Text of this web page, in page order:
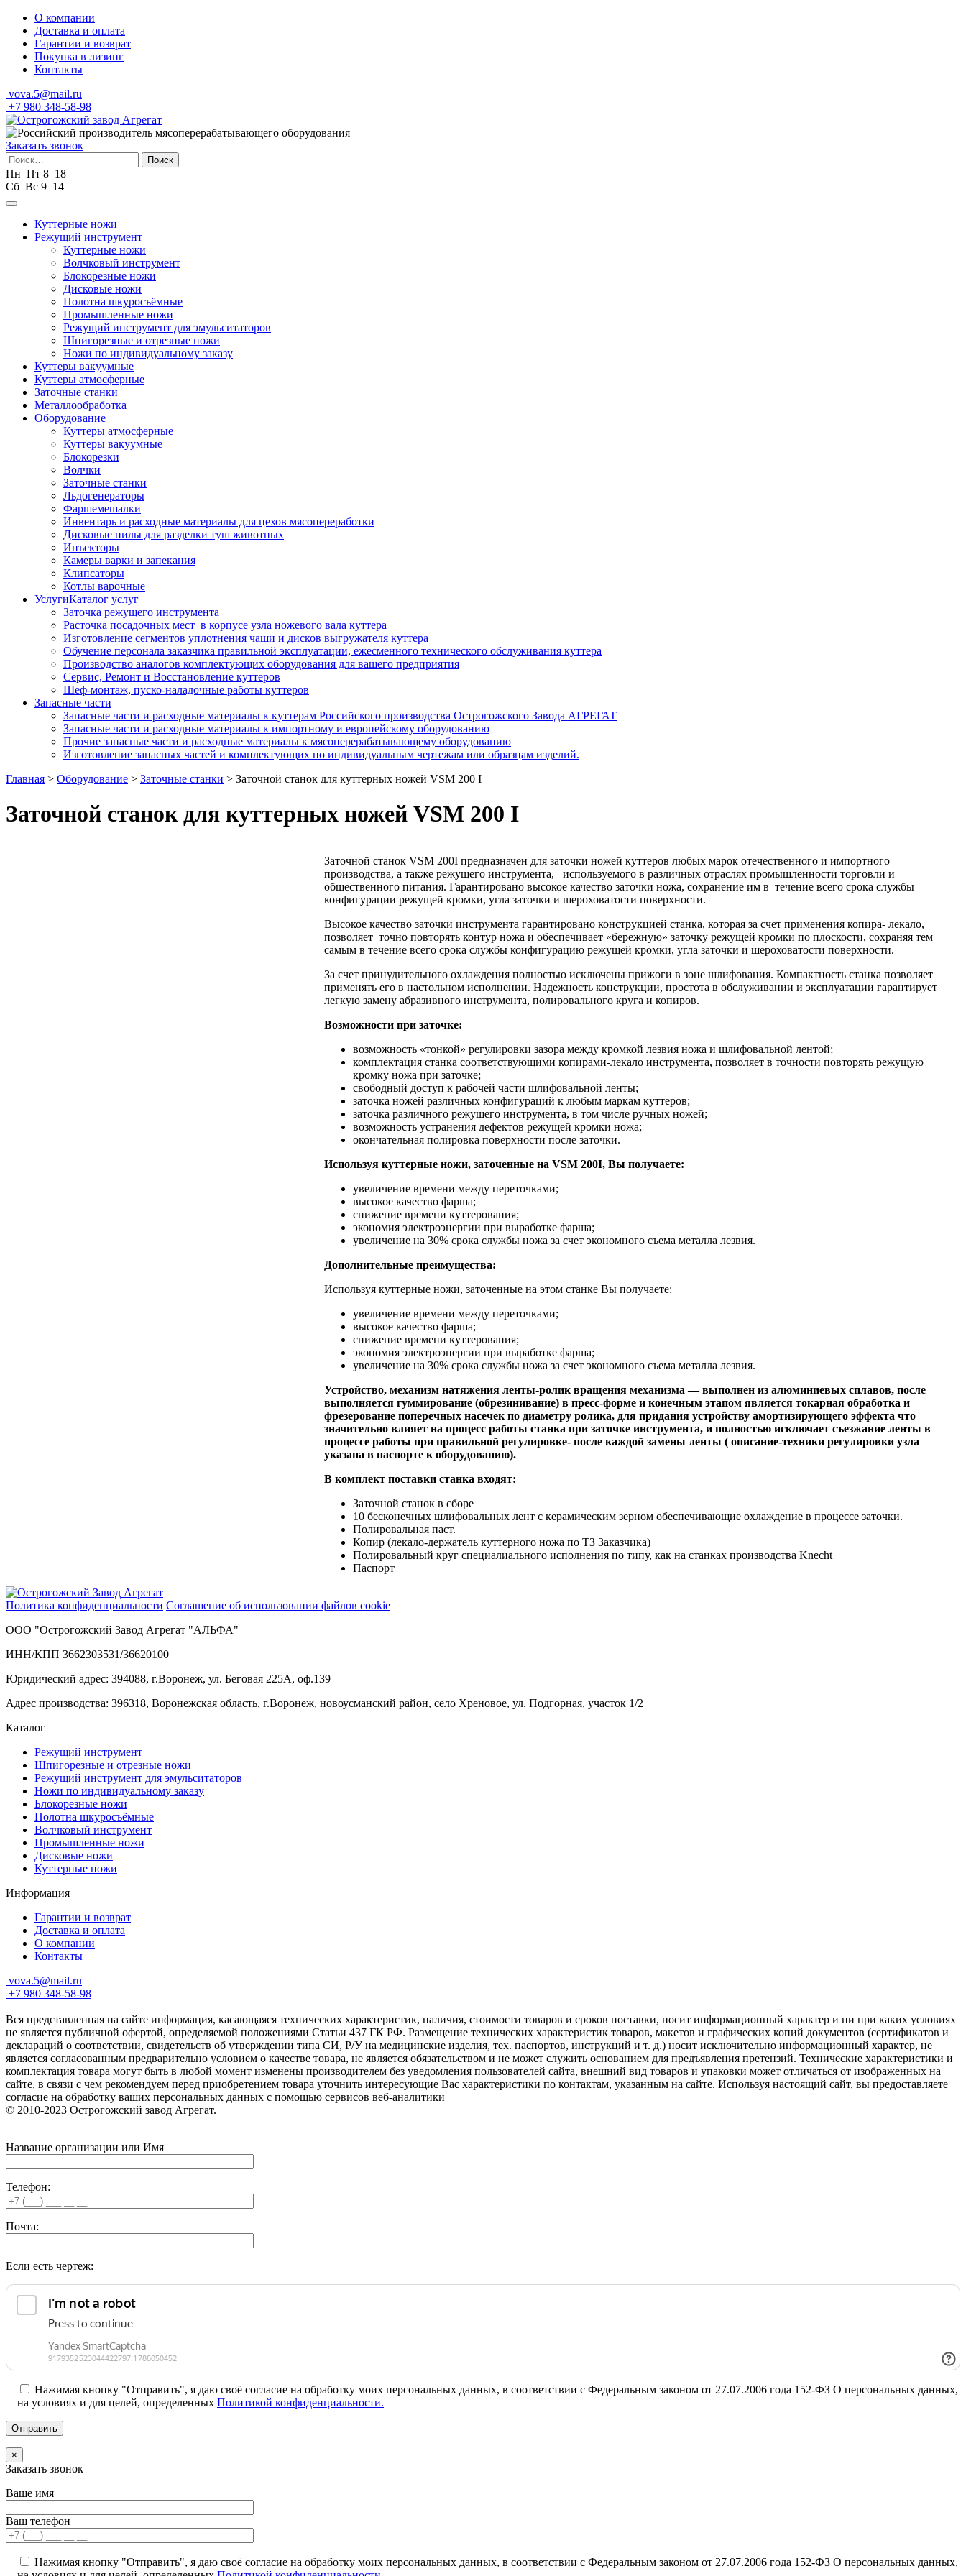
Skip
content
О компании
Доставка и оплата
Гарантии и возврат
Покупка в лизинг
Контакты
vova.5@mail.ru
+7 980 348-58-98
Заказать звонок
Найти:
Пн–Пт 8–18
Сб–Вс 9–14
Куттерные ножи
Режущий инструмент
Куттерные ножи
Волчковый инструмент
Блокорезные ножи
Дисковые ножи
Полотна шкуросъёмные
Промышленные ножи
Режущий инструмент для эмульситаторов
Шпигорезные и отрезные ножи
Ножи по индивидуальному заказу
Куттеры вакуумные
Куттеры атмосферные
Заточные станки
Металлообработка
Оборудование
Куттеры атмосферные
Куттеры вакуумные
Блокорезки
Волчки
Заточные станки
Льдогенераторы
Фаршемешалки
Инвентарь и расходные материалы для цехов мясопереработки
Дисковые пилы для разделки туш животных
Инъекторы
Камеры варки и запекания
Клипсаторы
Котлы варочные
УслугиКаталог услуг
Заточка режущего инструмента
Расточка посадочных мест в корпусе узла ножевого вала куттера
Изготовление сегментов уплотнения чаши и дисков выгружателя куттера
Обучение персонала заказчика правильной эксплуатации, ежесменного технического обслуживания куттера
Производство аналогов комплектующих оборудования для вашего предприятия
Сервис, Ремонт и Восстановление куттеров
Шеф-монтаж, пуско-наладочные работы куттеров
Запасные части
Запасные части и расходные материалы к куттерам Российского производства Острогожского Завода АГРЕГАТ
Запасные части и расходные материалы к импортному и европейскому оборудованию
Прочие запасные части и расходные материалы к мясоперерабатывающему оборудованию
Изготовление запасных частей и комплектующих по индивидуальным чертежам или образцам изделий.
Главная > Оборудование > Заточные станки > Заточной станок для куттерных ножей VSM 200 I
Заточной станок для куттерных ножей VSM 200 I
Заточной станок VSM 200I предназначен для заточки ножей куттеров любых марок отечественного и импортного
производства, а также режущего инструмента,
используемого в различных отраслях промышленности торговли и
общественного питания. Гарантировано высокое качество заточки ножа, сохранение им в течение всего срока службы
конфигурации режущей кромки, угла заточки и шероховатости поверхности.
Высокое качество заточки инструмента гарантировано конструкцией станка, которая за счет применения копира- лекало,
позволяет точно повторять контур ножа и обеспечивает «бережную» заточку режущей кромки по плоскости, сохраняя тем
самым в течение всего срока службы конфигурацию режущей кромки, угла заточки и шероховатости поверхности.
За счет принудительного охлаждения полностью исключены прижоги в зоне шлифования. Компактность станка позволяет
применять его в настольном исполнении. Надежность конструкции, простота в обслуживании и эксплуатации гарантирует
легкую замену абразивного инструмента, полировального круга и копиров.
Возможности при заточке:
возможность «тонкой» регулировки зазора между кромкой лезвия ножа и шлифовальной лентой;
комплектация станка соответствующими копирами-лекало инструмента, позволяет в точности повторять режущую
кромку ножа при заточке;
свободный доступ к рабочей части шлифовальной ленты;
заточка ножей различных конфигураций к любым маркам куттеров;
заточка различного режущего инструмента, в том числе ручных ножей;
возможность устранения дефектов режущей кромки ножа;
окончательная полировка поверхности после заточки.
Используя куттерные ножи, заточенные на VSM 200I, Вы получаете:
увеличение времени между переточками;
высокое качество фарша;
снижение времени куттерования;
экономия электроэнергии при выработке фарша;
увеличение на 30% срока службы ножа за счет экономного съема металла лезвия.
Дополнительные преимущества:
Используя куттерные ножи, заточенные на этом станке Вы получаете:
увеличение времени между переточками;
высокое качество фарша;
снижение времени куттерования;
экономия электроэнергии при выработке фарша;
увеличение на 30% срока службы ножа за счет экономного съема металла лезвия.
Устройство, механизм натяжения ленты-ролик вращения механизма — выполнен из алюминиевых сплавов, после
выполняется гуммирование (обрезинивание) в пресс-форме и конечным этапом является токарная обработка и
фрезерование поперечных насечек по диаметру ролика, для придания устройству амортизирующего эффекта что
значительно влияет на процесс работы станка при заточке инструмента, и полностью исключает съезжание ленты в
процессе работы при правильной регулировке- после каждой замены ленты ( описание-техники регулировки узла
указана в паспорте к оборудованию).
В комплект поставки станка входят:
Заточной станок в сборе
10 бесконечных шлифовальных лент с керамическим зерном обеспечивающие охлаждение в процессе заточки.
Полировальная паст.
Копир (лекало-держатель куттерного ножа по ТЗ Заказчика)
Полировальный круг специалиального исполнения по типу, как на станках производства Knecht
Паспорт
Политика конфиденциальности Соглашение об использовании файлов cookie
ООО "Острогожский Завод Агрегат "АЛЬФА"
ИНН/КПП 3662303531/36620100
Юридический адрес: 394088, г.Воронеж, ул. Беговая 225А, оф.139
Адрес производства: 396318, Воронежская область, г.Воронеж, новоусманский район, село Хреновое, ул. Подгорная, участок 1/2
Каталог
Режущий инструмент
Шпигорезные и отрезные ножи
Режущий инструмент для эмульситаторов
Ножи по индивидуальному заказу
Блокорезные ножи
Полотна шкуросъёмные
Волчковый инструмент
Промышленные ножи
Дисковые ножи
Куттерные ножи
Информация
Гарантии и возврат
Доставка и оплата
О компании
Контакты
vova.5@mail.ru
+7 980 348-58-98
Вся представленная на сайте информация, касающаяся технических характеристик, наличия, стоимости товаров и сроков поставки, носит информационный характер и ни при каких условиях
не является публичной офертой, определяемой положениями Статьи 437 ГК РФ. Размещение технических характеристик товаров, макетов и графических копий документов (сертификатов и
деклараций о соответствии, свидетельств об утверждении типа СИ, Р/У на медицинские изделия, тех. паспортов, инструкций и т. д.) носит исключительно информационный характер, не
является согласованным предварительно условием о качестве товара, не является обязательством и не может служить основанием для предъявления претензий. Технические характеристики и
комплектация товара могут быть в любой момент изменены производителем без уведомления пользователей сайта, внешний вид товаров и упаковки может отличаться от изображенных на
сайте, в связи с чем рекомендуем перед приобретением товара уточнить интересующие Вас характеристики по контактам, указанным на сайте. Используя настоящий сайт, вы предоставляете
согласие на обработку ваших персональных данных с помощью сервисов веб-аналитики
© 2010-2023 Острогожский завод Агрегат.
Название организации или Имя
Телефон:
Почта:
Если есть чертеж:
Нажимая кнопку "Отправить", я даю своё согласие на обработку моих персональных данных, в соответствии с Федеральным законом от 27.07.2006 года 152-ФЗ О персональных данных,
на условиях и для целей, определенных Политикой конфиденциальности.
×
Заказать звонок
Ваше имя
Ваш телефон
Нажимая кнопку "Отправить", я даю своё согласие на обработку моих персональных данных, в соответствии с Федеральным законом от 27.07.2006 года 152-ФЗ О персональных данных,